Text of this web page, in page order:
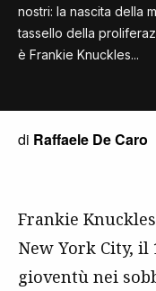
nostri: la nascita della
tassello della
è Frankie Knuckles...
di Raffaele De Caro
Frankie
New York City, il
gioventù nei